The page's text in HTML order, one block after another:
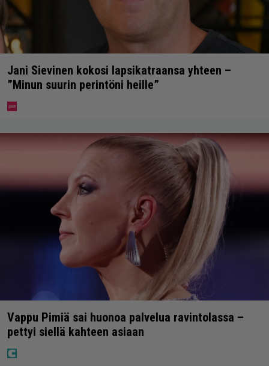
Jani Sievinen kokosi lapsikatraansa yhteen –
”Minun suurin perintöni heille”
Vappu Pimiä sai huonoa palvelua ravintolassa –
pettyi siellä kahteen asiaan